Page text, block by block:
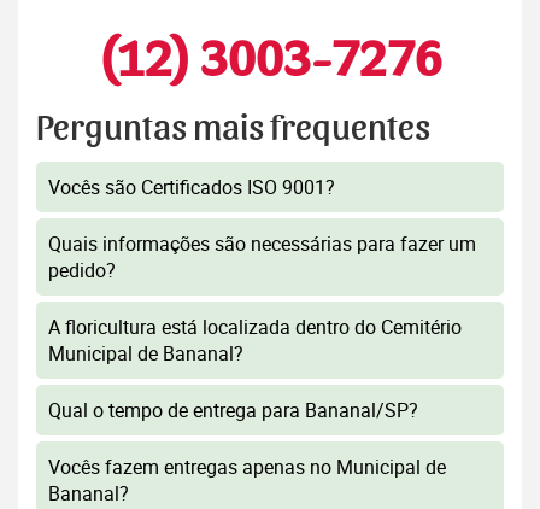
(12) 3003-7276
Perguntas mais frequentes
Vocês são Certificados ISO 9001?
Quais informações são necessárias para fazer um
pedido?
A floricultura está localizada dentro do Cemitério
Municipal de Bananal?
Qual o tempo de entrega para Bananal/SP?
Vocês fazem entregas apenas no Municipal de
Bananal?